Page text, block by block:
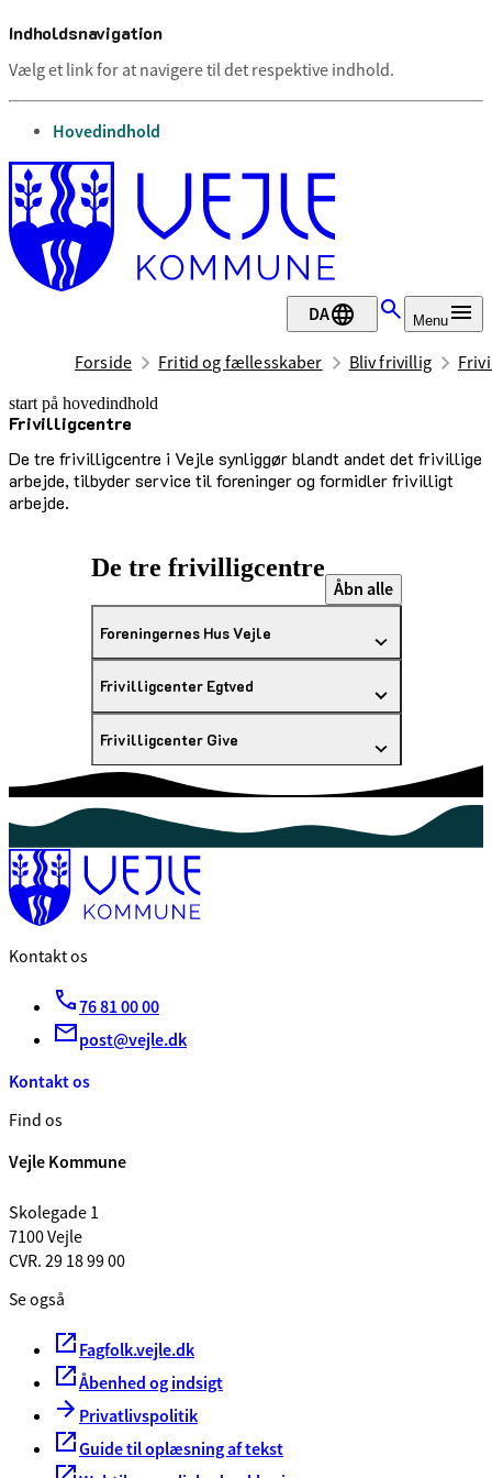
Indholdsnavigation
Vælg et link for at navigere til det respektive indhold.
gå til
Hovedindhold
DA Menu
Forside Fritid og fællesskaber Bliv frivillig
start på hovedindhold
Frivilligcentre
De tre frivilligcentre i Vejle synliggør blandt andet det frivillige
arbejde, tilbyder service til foreninger og formidler frivilligt
arbejde.
senest opdateret 26. maj 2026
De tre frivilligcentre
Åbn alle
Foreningernes Hus Vejle
Frivilligcenter Egtved
Frivilligcenter Give
Kontakt os
76 81 00 00
post@vejle.dk
Kontakt os
Find os
Vejle Kommune
Skolegade 1
7100 Vejle
CVR. 29 18 99 00
Se også
Fagfolk.vejle.dk
Åbenhed og indsigt
Privatlivspolitik
Guide til oplæsning af tekst